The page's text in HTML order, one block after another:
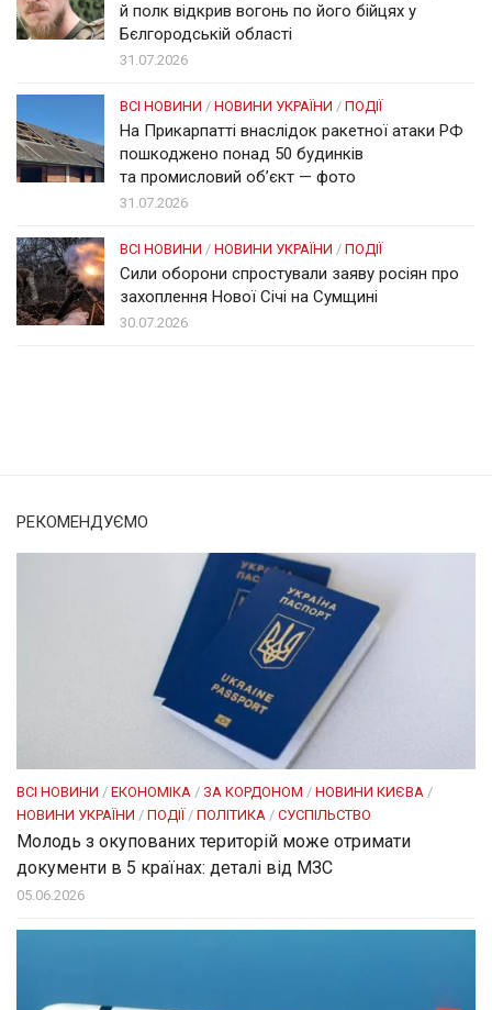
й полк відкрив вогонь по його бійцях у
Бєлгородській області
31.07.2026
ВСІ НОВИНИ / НОВИНИ УКРАЇНИ / ПОДІЇ
На Прикарпатті внаслідок ракетної атаки РФ
пошкоджено понад 50 будинків
та промисловий об’єкт — фото
31.07.2026
ВСІ НОВИНИ / НОВИНИ УКРАЇНИ / ПОДІЇ
Сили оборони спростували заяву росіян про
захоплення Нової Січі на Сумщині
30.07.2026
РЕКОМЕНДУЄМО
ВСІ НОВИНИ / ЕКОНОМІКА / ЗА КОРДОНОМ / НОВИНИ КИЄВА /
НОВИНИ УКРАЇНИ / ПОДІЇ / ПОЛІТИКА / СУСПІЛЬСТВО
Молодь з окупованих територій може отримати
документи в 5 країнах: деталі від МЗС
05.06.2026